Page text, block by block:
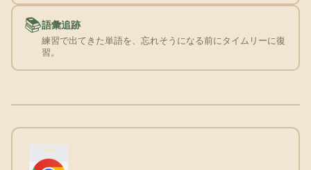
📚語彙追跡
練習で出てきた単語を、忘れそうになる前にタイムリーに復
習。